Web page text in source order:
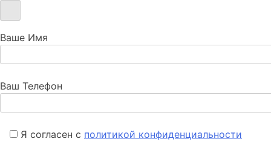
Ваше Имя
Ваш Телефон
Я согласен с политикой конфиденциальности